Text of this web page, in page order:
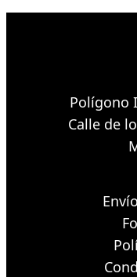
Polígono
Calle de